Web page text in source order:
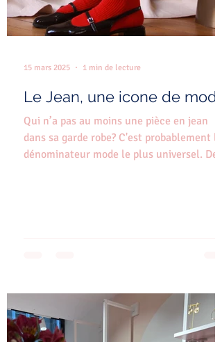
Le Jean, une icone de mode!
Qui n’a pas au moins une pièce en jean
dans sa garde robe? C'est probablement le
dénominateur mode le plus universel. De
15 mars 2025 1 min de lecture